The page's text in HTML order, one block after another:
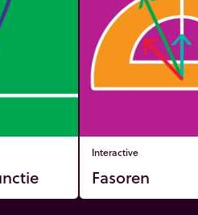
Interactive
Fasoren